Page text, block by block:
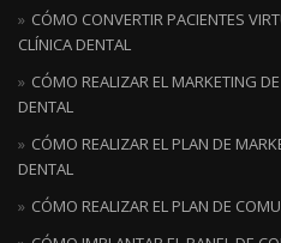
CÓMO CONVERTIR PACIENTES
CLÍNICA DENTAL
CÓMO REALIZAR EL MARKETING
DENTAL
CÓMO REALIZAR EL PLAN DE
DENTAL
CÓMO REALIZAR EL PLAN DE